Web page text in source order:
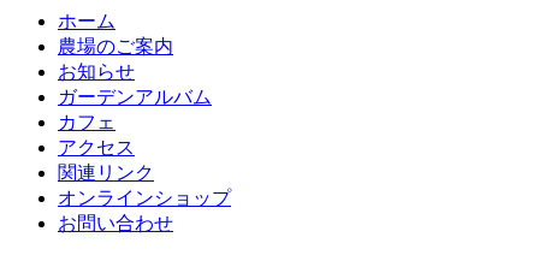
ホーム
農場のご案内
お知らせ
ガーデンアルバム
カフェ
アクセス
関連リンク
オンラインショップ
お問い合わせ